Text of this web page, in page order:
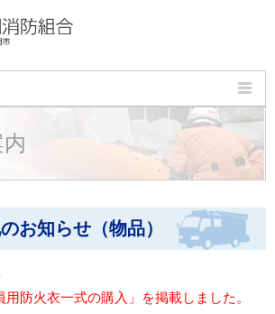
明
お知らせ（物品）
用防火衣一式の購入」を掲載しました。